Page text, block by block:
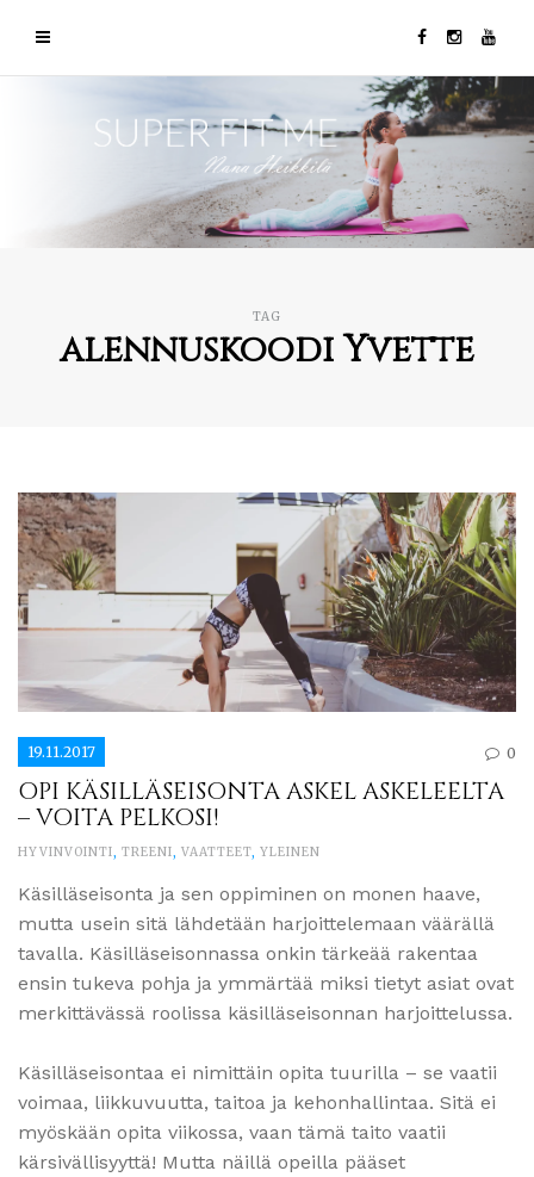
TAG
alennuskoodi Yvette
19.11.2017 0
OPI KÄSILLÄSEISONTA ASKEL ASKELEELTA
– VOITA PELKOSI!
HYVINVOINTI TREENI VAATTEET YLEINEN
Käsilläseisonta ja sen oppiminen on monen haave,
mutta usein sitä lähdetään harjoittelemaan väärällä
tavalla. Käsilläseisonnassa onkin tärkeää rakentaa
ensin tukeva pohja ja ymmärtää miksi tietyt asiat ovat
merkittävässä roolissa käsilläseisonnan harjoittelussa.
Käsilläseisontaa ei nimittäin opita tuurilla – se vaatii
voimaa, liikkuvuutta, taitoa ja kehonhallintaa. Sitä ei
myöskään opita viikossa, vaan tämä taito vaatii
kärsivällisyyttä! Mutta näillä opeilla pääset